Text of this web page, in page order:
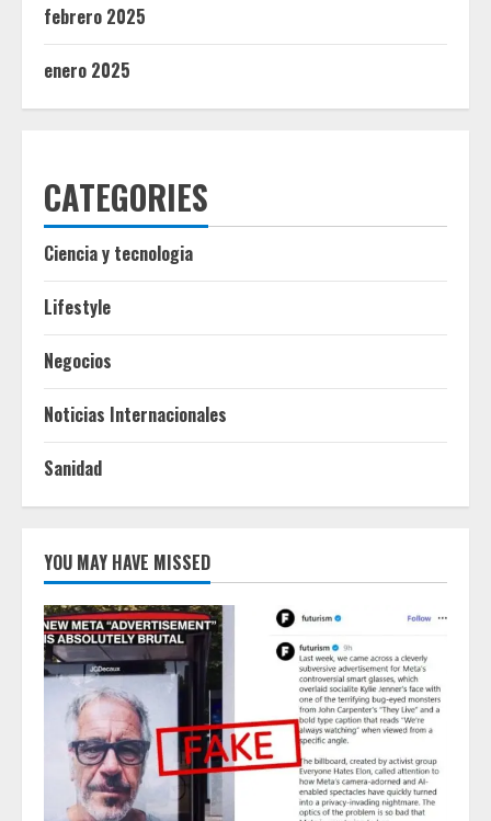
febrero 2025
enero 2025
CATEGORIES
Ciencia y tecnologia
Lifestyle
Negocios
Noticias Internacionales
Sanidad
YOU MAY HAVE MISSED